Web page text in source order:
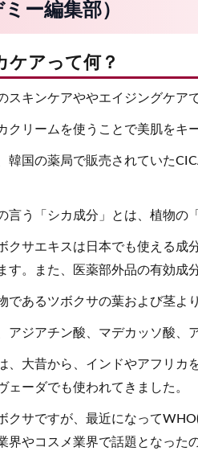
ー編集部）
ケアって何？
スキンケアややエイジングケア
クリームを使うことで美肌をキ
韓国の薬局で販売されていた
言う「シカ成分」とは、植物の
クサエキスは日本でも使える成
す。また、医薬部外品の有効成
であるツボクサの葉および茎よ
アジアチン酸、マデカッソ酸、
、大昔から、インドやアフリカ
ェーダでも使われてきました。
クサですが、最近になって
界やコスメ業界で話題となった